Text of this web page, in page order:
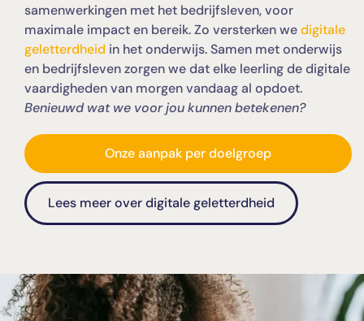
samenwerkingen met het bedrijfsleven, voor
maximale impact en bereik. Zo versterken wedigitale
geletterdheid in het onderwijs. Samen met onderwijs
en bedrijfsleven zorgen we dat elke leerling de digitale
vaardigheden van morgen vandaag al opdoet.
Benieuwd wat we voor jou kunnen betekenen?
Onze aanpak per doelgroep
Lees meer over digitale geletterdheid